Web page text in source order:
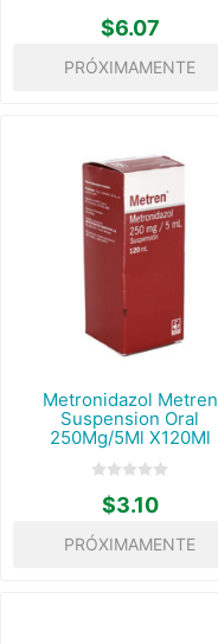
$6.07
PRÓXIMAMENTE
Metronidazol Metren
Suspension Oral
250Mg/5Ml X120Ml
$3.10
PRÓXIMAMENTE